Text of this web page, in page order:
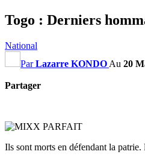
Togo : Derniers
National
ParLazarre KONDO Au 20
Partager
Ils sont morts en défendant la